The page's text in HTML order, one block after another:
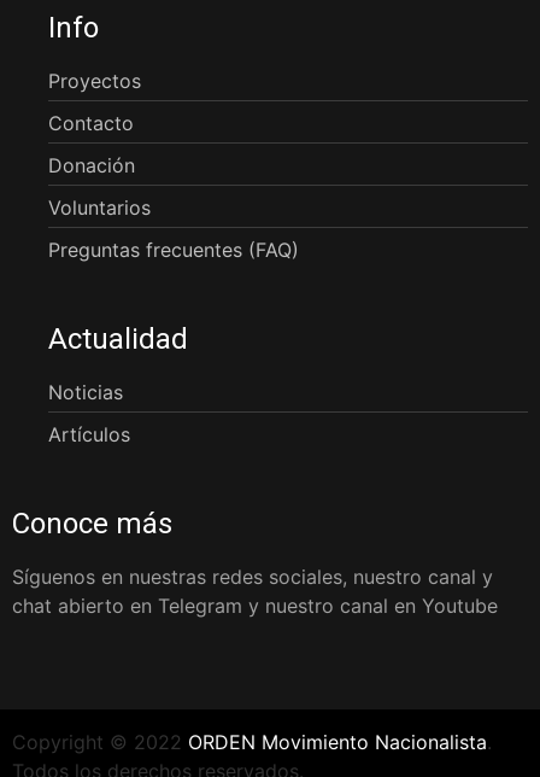
Info
Proyectos
Contacto
Donación
Voluntarios
Preguntas frecuentes (FAQ)
Actualidad
Noticias
Artículos
Conoce más
Síguenos en nuestras redes sociales, nuestro canal y
chat abierto en Telegram y nuestro canal en Youtube
Copyright © 2022 ORDEN Movimiento Nacionalista.
Todos los derechos reservados.